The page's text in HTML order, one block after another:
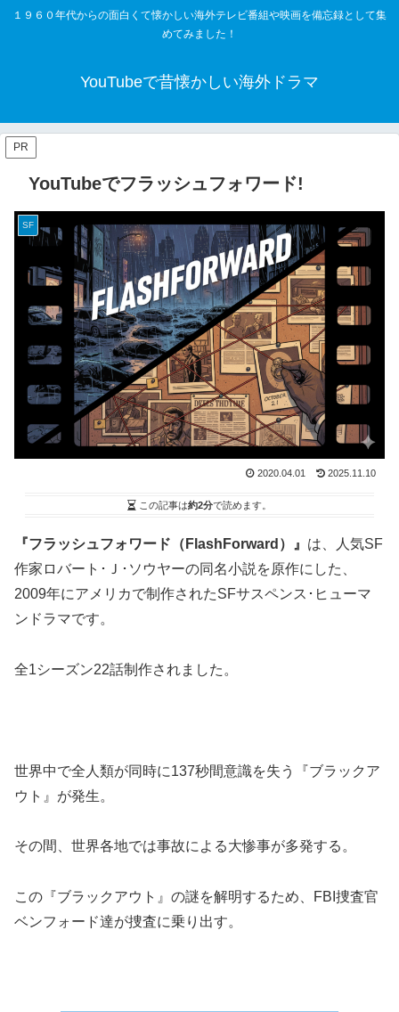
１９６０年代からの面白くて懐かしい海外テレビ番組や映画を備忘録として集
めてみました！
YouTubeで昔懐かしい海外ドラマ
PR
YouTubeでフラッシュフォワード!
SF
2020.04.01 2025.11.10
この記事は約2分で読めます。
『フラッシュフォワード（FlashForward）』 は、人気SF
作家ロバート･Ｊ･ソウヤーの同名小説を原作にした、
2009年にアメリカで制作されたSFサスペンス･ヒューマ
ンドラマです。
全1シーズン22話制作されました。
世界中で全人類が同時に137秒間意識を失う『ブラックア
ウト』が発生。
その間、世界各地では事故による大惨事が多発する。
この『ブラックアウト』の謎を解明するため、FBI捜査官
ベンフォード達が捜査に乗り出す。